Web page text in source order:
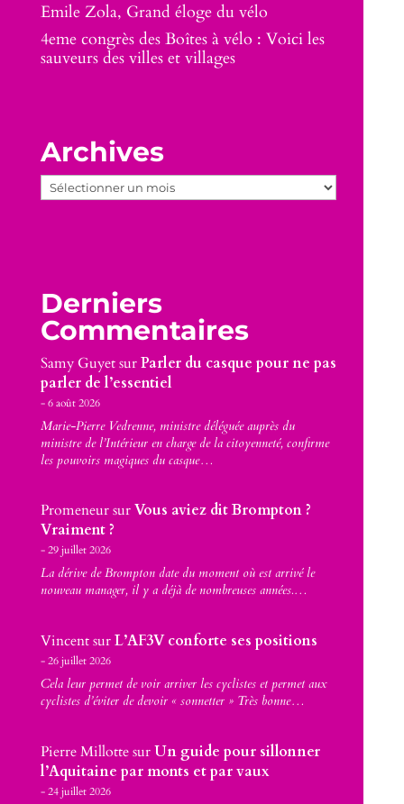
Emile Zola, Grand éloge du vélo
4eme congrès des Boîtes à vélo : Voici les
sauveurs des villes et villages
Archives
Archives
Derniers
Commentaires
Samy GuyetsurParler du casque pour ne pas
parler de l’essentiel
6 août 2026
Marie-Pierre Vedrenne, ministre déléguée auprès du
ministre de l’Intérieur en charge de la citoyenneté, confirme
les pouvoirs magiques du casque…
PromeneursurVous aviez dit Brompton ?
Vraiment ?
29 juillet 2026
La dérive de Brompton date du moment où est arrivé le
nouveau manager, il y a déjà de nombreuses années.…
VincentsurL’AF3V conforte ses positions
26 juillet 2026
Cela leur permet de voir arriver les cyclistes et permet aux
cyclistes d’éviter de devoir « sonnetter » Très bonne…
Pierre MillottesurUn guide pour sillonner
l’Aquitaine par monts et par vaux
24 juillet 2026